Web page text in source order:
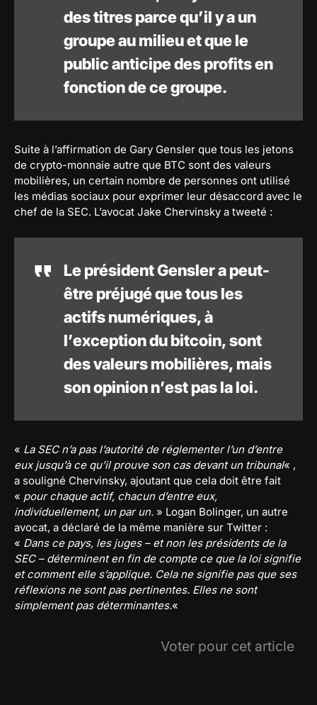
des titres parce qu’il y a un
groupe au milieu et que le
public anticipe des profits en
fonction de ce groupe.
Suite à l’affirmation de Gary Gensler que tous les jetons
de crypto-monnaie autre que BTC sont des valeurs
mobilières, un certain nombre de personnes ont utilisé
les médias sociaux pour exprimer leur désaccord avec le
chef de la SEC. L’avocat Jake Chervinsky a tweeté :
Le président Gensler a peut-
être préjugé que tous les
actifs numériques, à
l’exception du bitcoin, sont
des valeurs mobilières, mais
son opinion n’est pas la loi.
« La SEC n’a pas l’autorité de réglementer l’un d’entre
eux jusqu’à ce qu’il prouve son cas devant un tribunal« ,
a souligné Chervinsky, ajoutant que cela doit être fait
« pour chaque actif, chacun d’entre eux,
individuellement, un par un. » Logan Bolinger, un autre
avocat, a déclaré de la même manière sur Twitter :
« Dans ce pays, les juges – et non les présidents de la
SEC – déterminent en fin de compte ce que la loi signifie
et comment elle s’applique. Cela ne signifie pas que ses
réflexions ne sont pas pertinentes. Elles ne sont
simplement pas déterminantes.«
Voter pour cet article